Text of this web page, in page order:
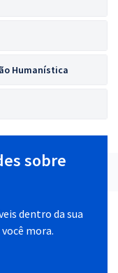
Humanística
sobre
dentro da sua
mora.